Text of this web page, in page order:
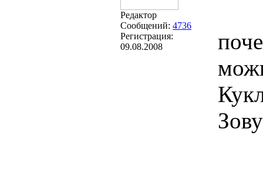
Редактор
Сообщений: 4736
Регистрация:
09.08.2008